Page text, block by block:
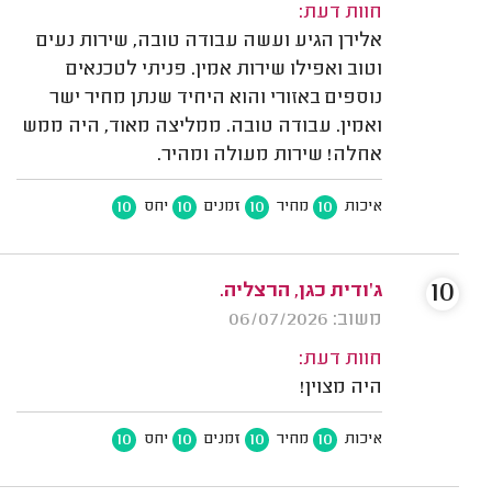
חוות דעת:
אלירן הגיע ועשה עבודה טובה, שירות נעים
וטוב ואפילו שירות אמין. פניתי לטכנאים
נוספים באזורי והוא היחיד שנתן מחיר ישר
ואמין. עבודה טובה. ממליצה מאוד, היה ממש
אחלה! שירות מעולה ומהיר.
איכות 10 מחיר 10 זמנים 10 יחס 10
ג'ודית כגן, הרצליה.
משוב: 06/07/2026
חוות דעת:
היה מצוין!
איכות 10 מחיר 10 זמנים 10 יחס 10
10